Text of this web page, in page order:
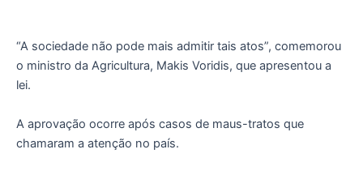
“A sociedade não pode mais admitir tais atos”, comemorou
o ministro da Agricultura, Makis Voridis, que apresentou a
lei.
A aprovação ocorre após casos de maus-tratos que
chamaram a atenção no país.